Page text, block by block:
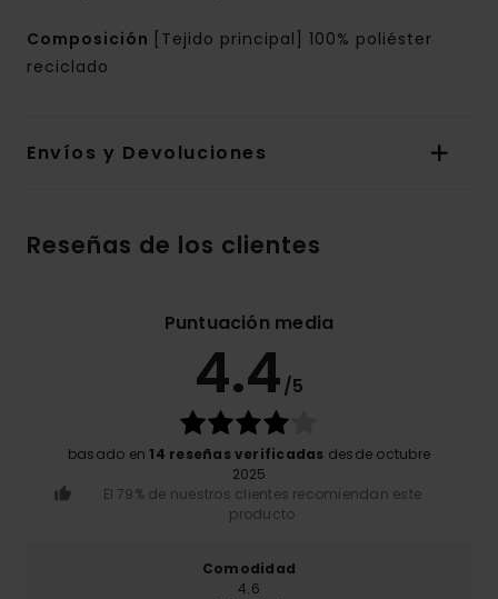
Composición [Tejido principal] 100% poliéster
reciclado
Envíos y Devoluciones
Reseñas de los clientes
Puntuación media
4.4/5
basado en 14 reseñas verificadas desde octubre
2025
El 79% de nuestros clientes recomiendan este
producto
Comodidad
4.6